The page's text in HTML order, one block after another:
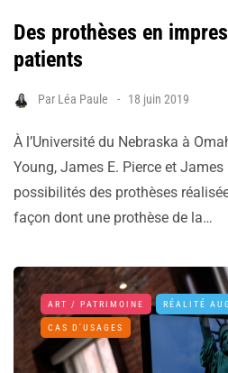
Des prothèses en
patients
Par Léa Paule 18 juin 2019
À l’Université du Nebraska à
Young, James E. Pierce et
possibilités des prothèses
façon dont une prothèse de la…
ART / PATRIMOINE RÉALITÉ
CAS D'USAGES